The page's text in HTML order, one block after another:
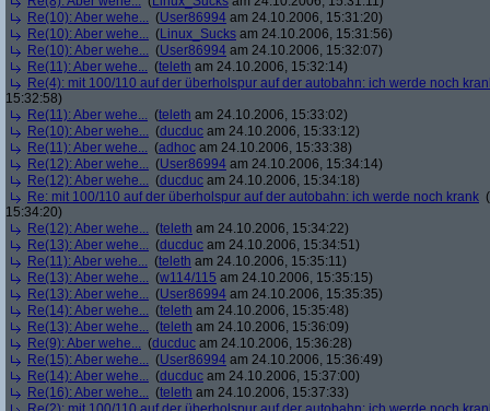
Re(10): Aber wehe... (User86994 am 24.10.2006, 15:31:20)
Re(10): Aber wehe... (Linux_Sucks am 24.10.2006, 15:31:56)
Re(10): Aber wehe... (User86994 am 24.10.2006, 15:32:07)
Re(11): Aber wehe... (teleth am 24.10.2006, 15:32:14)
Re(4): mit 100/110 auf der überholspur auf der autobahn: ich werde noch
15:32:58)
Re(11): Aber wehe... (teleth am 24.10.2006, 15:33:02)
Re(10): Aber wehe... (ducduc am 24.10.2006, 15:33:12)
Re(11): Aber wehe... (adhoc am 24.10.2006, 15:33:38)
Re(12): Aber wehe... (User86994 am 24.10.2006, 15:34:14)
Re(12): Aber wehe... (ducduc am 24.10.2006, 15:34:18)
Re: mit 100/110 auf der überholspur auf der autobahn: ich werde noch krank (
15:34:20)
Re(12): Aber wehe... (teleth am 24.10.2006, 15:34:22)
Re(13): Aber wehe... (ducduc am 24.10.2006, 15:34:51)
Re(11): Aber wehe... (teleth am 24.10.2006, 15:35:11)
Re(13): Aber wehe... (w114/115 am 24.10.2006, 15:35:15)
Re(13): Aber wehe... (User86994 am 24.10.2006, 15:35:35)
Re(14): Aber wehe... (teleth am 24.10.2006, 15:35:48)
Re(13): Aber wehe... (teleth am 24.10.2006, 15:36:09)
Re(9): Aber wehe... (ducduc am 24.10.2006, 15:36:28)
Re(15): Aber wehe... (User86994 am 24.10.2006, 15:36:49)
Re(14): Aber wehe... (ducduc am 24.10.2006, 15:37:00)
Re(16): Aber wehe... (teleth am 24.10.2006, 15:37:33)